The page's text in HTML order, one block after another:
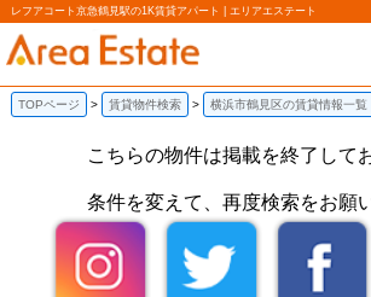
レフアコート京急鶴見駅の1K賃貸アパート | エリアエステート
TOPページ 賃貸物件検索 横浜市鶴見区の賃貸情報一覧
こちらの物件は掲載を終了して
条件を変えて、再度検索をお願